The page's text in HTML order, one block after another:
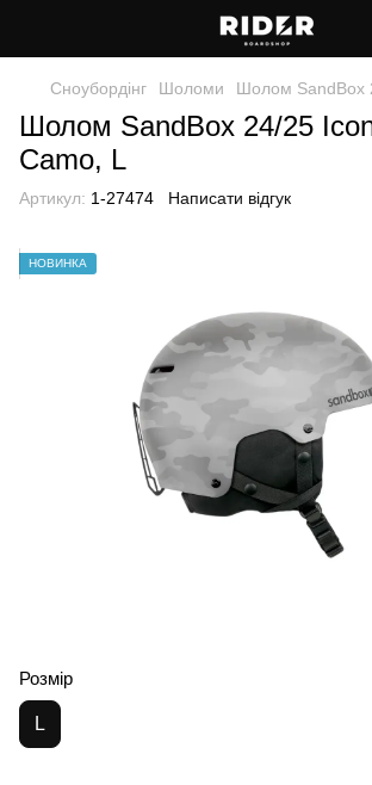
Сноубордiнг Шоломи Шолом SandBox
Шолом SandBox 24/25
Camo, L
Артикул: 1-27474 Написати відгук
НОВИНКА
Розмір
L